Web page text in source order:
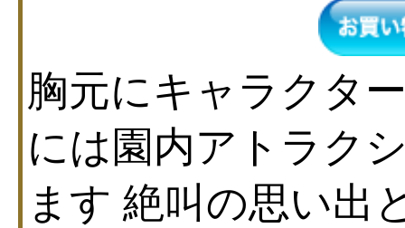
胸元にキャラクタ
には園内アトラク
ます 絶叫の思い出